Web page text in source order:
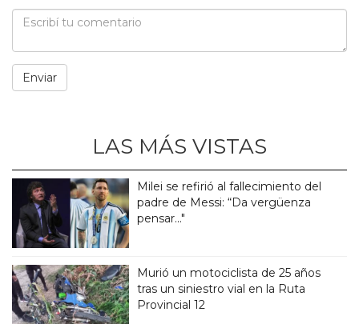
LAS MÁS VISTAS
Milei se refirió al fallecimiento del
padre de Messi: “Da vergüenza
pensar..."
Murió un motociclista de 25 años
tras un siniestro vial en la Ruta
Provincial 12